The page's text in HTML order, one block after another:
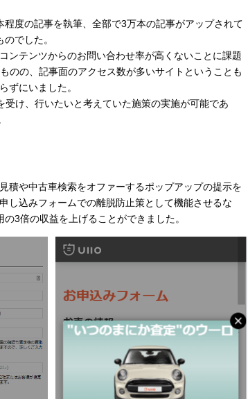
度の記事を執筆、全部で3万本の記事がアップされて
でした。
ンテンツからのお問い合わせ率が高くないことに課題
のの、記事面のアクセス数が多いサイトということも
ずにいました。
け、行いたいと考えていた施策の実施が可能であ
積や中古車検索をオファーするポップアップの提示を
し込みフォームでの離脱防止策として機能させるな
3倍の収益を上げることができました。